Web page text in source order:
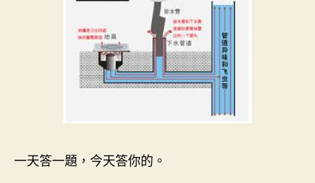
一天答一題，今天答你的。